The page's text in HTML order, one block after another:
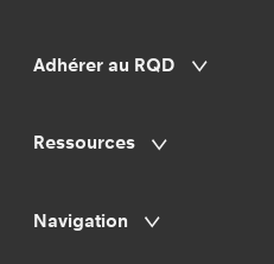
Adhérer au RQD
Ressources
Navigation